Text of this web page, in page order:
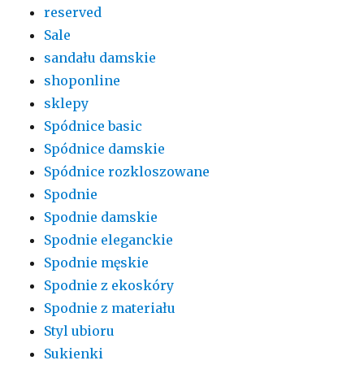
reserved
Sale
sandału damskie
shoponline
sklepy
Spódnice basic
Spódnice damskie
Spódnice rozkloszowane
Spodnie
Spodnie damskie
Spodnie eleganckie
Spodnie męskie
Spodnie z ekoskóry
Spodnie z materiału
Styl ubioru
Sukienki